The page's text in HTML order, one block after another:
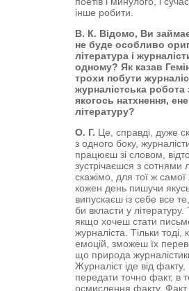
інше робити.
В. К. Відомо, Ви
не буде особливо
література і
одному? Як казав
трохи побути
журналістська
якогось натхнення,
літературу?
О. Г. Це, справді, дуже
з одного боку,
працюєш зі словом,
зустрічаєшся з
скажімо, для тої ж самої
кожен день пишучи
випускаєш із себе все
би вкласти у
якщо хочеш стати
журналіста. Тільки
емоцій, зможеш їх
що природа
Журналіст іде від
передати точно факт, в
осмислення факту. Факт